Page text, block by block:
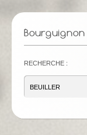
Bourguignon
Recherche :